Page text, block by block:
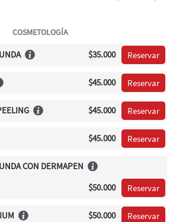
COSMETOLOGÍA
$35.000 Reservar
$45.000 Reservar
$45.000 Reservar
$45.000 Reservar
CON DERMAPEN
$50.000
Reservar
$50.000 Reservar